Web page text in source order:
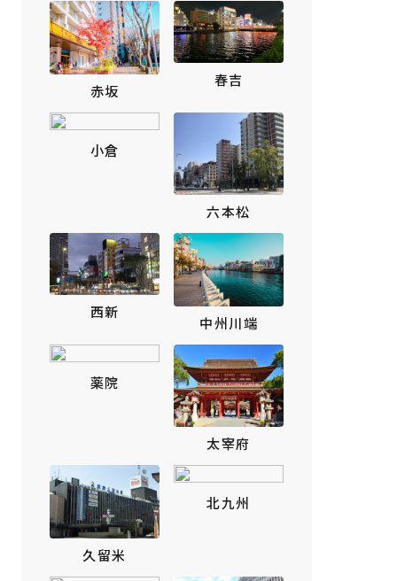
赤坂
春吉
小倉
六本松
西新
中州川端
薬院
太宰府
久留米
北九州